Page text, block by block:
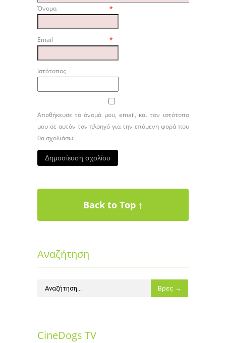
Όνομα*
Email*
Ιστότοπος
Αποθήκευσε το όνομά μου, email, και τον ιστότοπο
μου σε αυτόν τον πλοηγό για την επόμενη φορά που
θα σχολιάσω.
Back to Top ↑
Αναζήτηση
CineDogs TV